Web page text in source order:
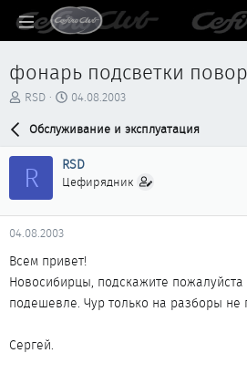
фонарь подсветки
А
р
т
м
ы
RSD
Д
т
н
а
а
04.08.2003
Обслуживание и эксплуатация
R RSD
Цефирядник
04.08.2003
Всем привет!
Новосибирцы, подскажите пожалуйста
подешевле. Чур только на разборы не
Сергей.